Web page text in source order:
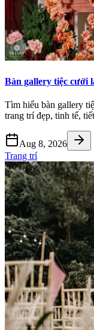
Bàn gallery tiệc cưới
Tìm hiểu bàn gallery
trang trí đẹp, tinh tế,
Aug 8, 2026
Trang trí